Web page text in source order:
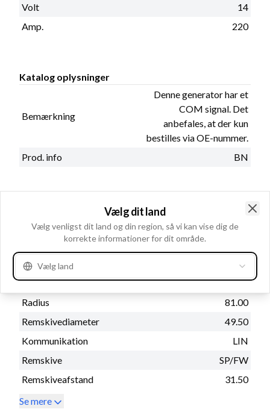
Volt
14
Amp.
220
Katalog oplysninger
Bemærkning
Denne generator har et
COM signal. Det
anbefales, at der kun
bestilles via OE-nummer.
Prod. info
BN
Fysiske oplysninger
Spor i remskive
Regulatortype
Remstrammerhul 1
9.50
Afstand - ophæng
56.20
Radius
81.00
Remskivediameter
49.50
Kommunikation
LIN
Remskive
SP/FW
Remskiveafstand
31.50
Se mere
Vælg dit land
Vælg venligst dit land og din region, så vi kan vise dig de
korrekte informationer for dit område.
Vælg land